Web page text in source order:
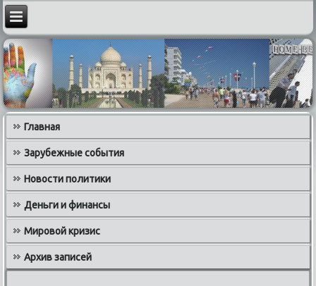
Главная
Зарубежные события
Новости политики
Деньги и финансы
Мировой кризис
Архив записей